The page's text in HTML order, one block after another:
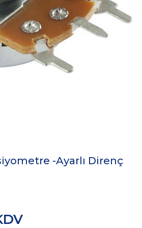
-Ayarlı Direnç